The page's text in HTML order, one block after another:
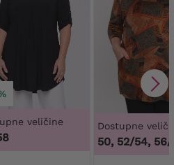
veličine Dostupne
48/50, 52/54, 56/